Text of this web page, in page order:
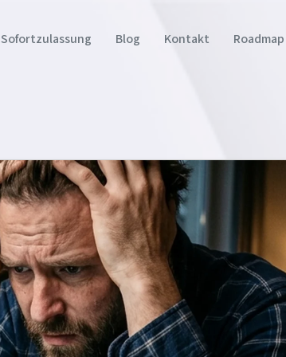
Sofortzulassung Blog Kontakt Roadmap